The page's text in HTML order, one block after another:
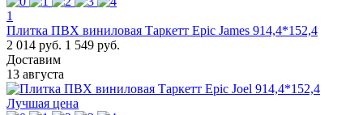
1
Плитка ПВХ виниловая Таркетт Epic James 914,4*152,4
2 014 руб. 1 549 руб.
Доставим
13 августа
Лучшая цена